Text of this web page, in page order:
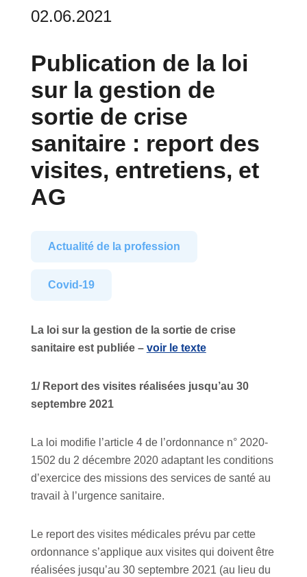
02.06.2021
Publication de la loi
sur la gestion de
sortie de crise
sanitaire : report des
visites, entretiens, et
AG
Actualité de la profession
Covid-19
La loi sur la gestion de la sortie de crise
sanitaire est publiée – voir le texte
1/ Report des visites réalisées jusqu’au 30
septembre 2021
La loi modifie l’article 4 de l’ordonnance n° 2020-
1502 du 2 décembre 2020 adaptant les conditions
d’exercice des missions des services de santé au
travail à l’urgence sanitaire.
Le report des visites médicales prévu par cette
ordonnance s’applique aux visites qui doivent être
réalisées jusqu’au 30 septembre 2021 (au lieu du